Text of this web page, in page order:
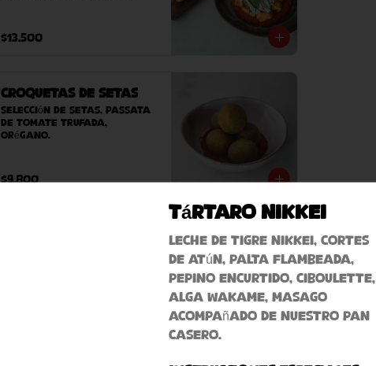
(este plato contiene
sésamo).
$13.500
Croquetas de Setas
Selección de setas, passata
de tomate trufada,
orégano.
$9.800
Tártaro Nikkei
Leche de tigre nikkei, cortes
de atún, palta flambeada,
pepino encurtido, ciboulette,
alga wakame, masago
acompañado de nuestro pan
casero.